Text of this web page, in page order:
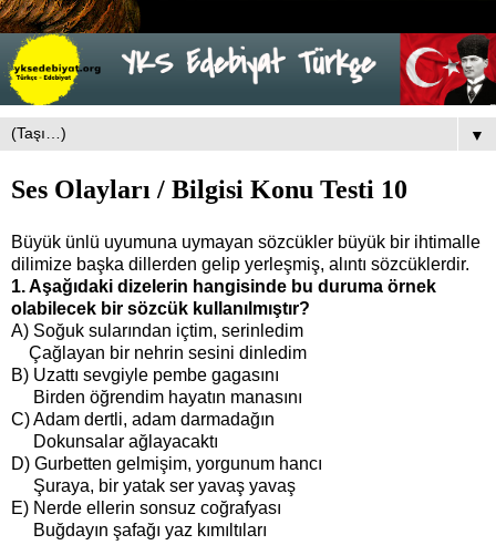
▼
Ses Olayları / Bilgisi Konu Testi 10
Büyük ünlü uyumuna uymayan sözcükler büyük bir ihtimalle
dilimize başka dillerden gelip yerleşmiş, alıntı sözcüklerdir.
1. Aşağıdaki dizelerin hangisinde bu duruma örnek
olabilecek bir sözcük kullanılmıştır?
A) Soğuk sularından içtim, serinledim
Çağlayan bir nehrin sesini dinledim
B) Uzattı sevgiyle pembe gagasını
Birden öğrendim hayatın manasını
C) Adam dertli, adam darmadağın
Dokunsalar ağlayacaktı
D) Gurbetten gelmişim, yorgunum hancı
Şuraya, bir yatak ser yavaş yavaş
E) Nerde ellerin sonsuz coğrafyası
Buğdayın şafağı yaz kımıltıları